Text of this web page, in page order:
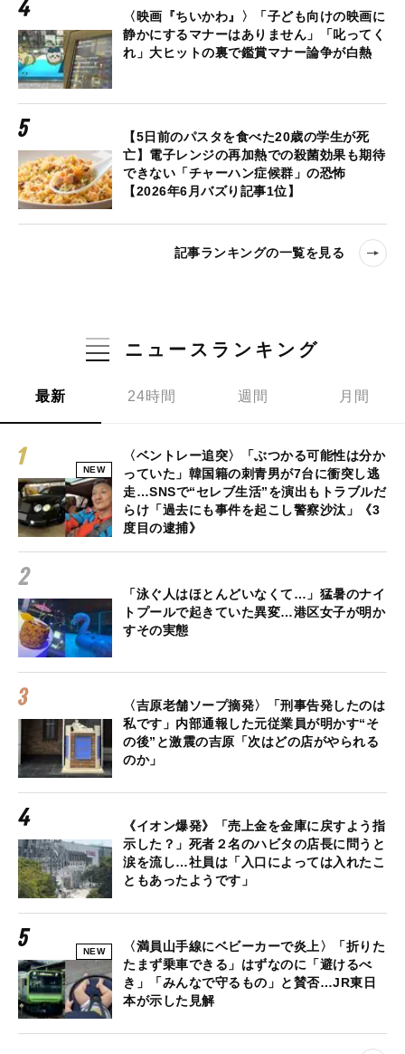
〈映画『ちいかわ』〉「子ども向けの映画に
静かにするマナーはありません」「叱ってく
れ」大ヒットの裏で鑑賞マナー論争が白熱
【5日前のパスタを食べた20歳の学生が死
亡】電子レンジの再加熱での殺菌効果も期待
できない「チャーハン症候群」の恐怖
【2026年6月バズり記事1位】
記事ランキングの一覧を見る
ニュースランキング
最新 24時間 週間 月間
NEW
〈ベントレー追突〉「ぶつかる可能性は分か
っていた」韓国籍の刺青男が7台に衝突し逃
走…SNSで“セレブ生活”を演出もトラブルだ
らけ「過去にも事件を起こし警察沙汰」《3
度目の逮捕》
「泳ぐ人はほとんどいなくて…」猛暑のナイ
トプールで起きていた異変…港区女子が明か
すその実態
〈吉原老舗ソープ摘発〉「刑事告発したのは
私です」内部通報した元従業員が明かす“そ
の後”と激震の吉原「次はどの店がやられる
のか」
《イオン爆発》「売上金を金庫に戻すよう指
示した？」死者２名のハビタの店長に問うと
涙を流し…社員は「入口によっては入れたこ
ともあったようです」
NEW
〈満員山手線にベビーカーで炎上〉「折りた
たまず乗車できる」はずなのに「避けるべ
き」「みんなで守るもの」と賛否…JR東日
本が示した見解